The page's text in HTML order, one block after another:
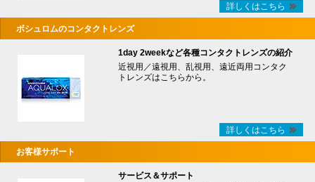
詳しくはこちら
ボシュロムのコンタクトレンズ
1day 2weekなど各種コンタクトレンズの紹介
近視用／遠視用、乱視用、遠近両用コンタク
トレンズはこちらから。
詳しくはこちら
お客様サポート
サービス＆サポート